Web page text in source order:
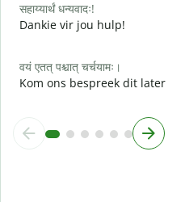
सहाय्यार्थं धन्यवादः!
Dankie vir jou hulp!
वयं एतत् पश्चात् चर्चयामः।
Kom ons bespreek dit later